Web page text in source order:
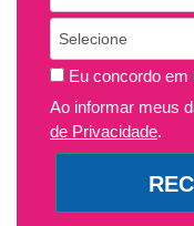
Eu concordo
Ao informar meus
de Privacidade.